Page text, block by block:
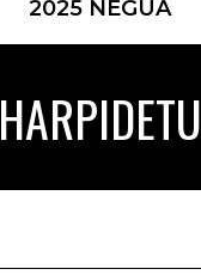
2025 NEGUA
HARPIDETU